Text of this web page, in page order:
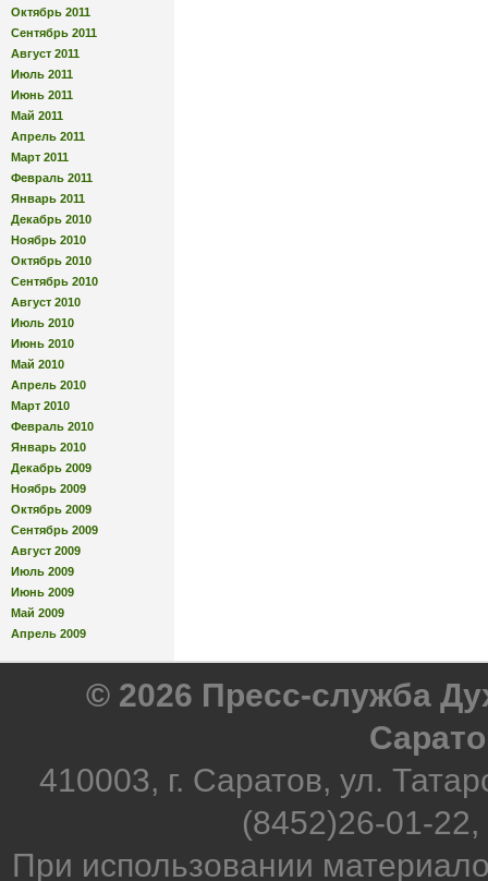
Октябрь 2011
Сентябрь 2011
Август 2011
Июль 2011
Июнь 2011
Май 2011
Апрель 2011
Март 2011
Февраль 2011
Январь 2011
Декабрь 2010
Ноябрь 2010
Октябрь 2010
Сентябрь 2010
Август 2010
Июль 2010
Июнь 2010
Май 2010
Апрель 2010
Март 2010
Февраль 2010
Январь 2010
Декабрь 2009
Ноябрь 2009
Октябрь 2009
Сентябрь 2009
Август 2009
Июль 2009
Июнь 2009
Май 2009
Апрель 2009
© 2026 Пресс-служба
410003, г. Саратов, ул.
(8452)26-01-
При использовании